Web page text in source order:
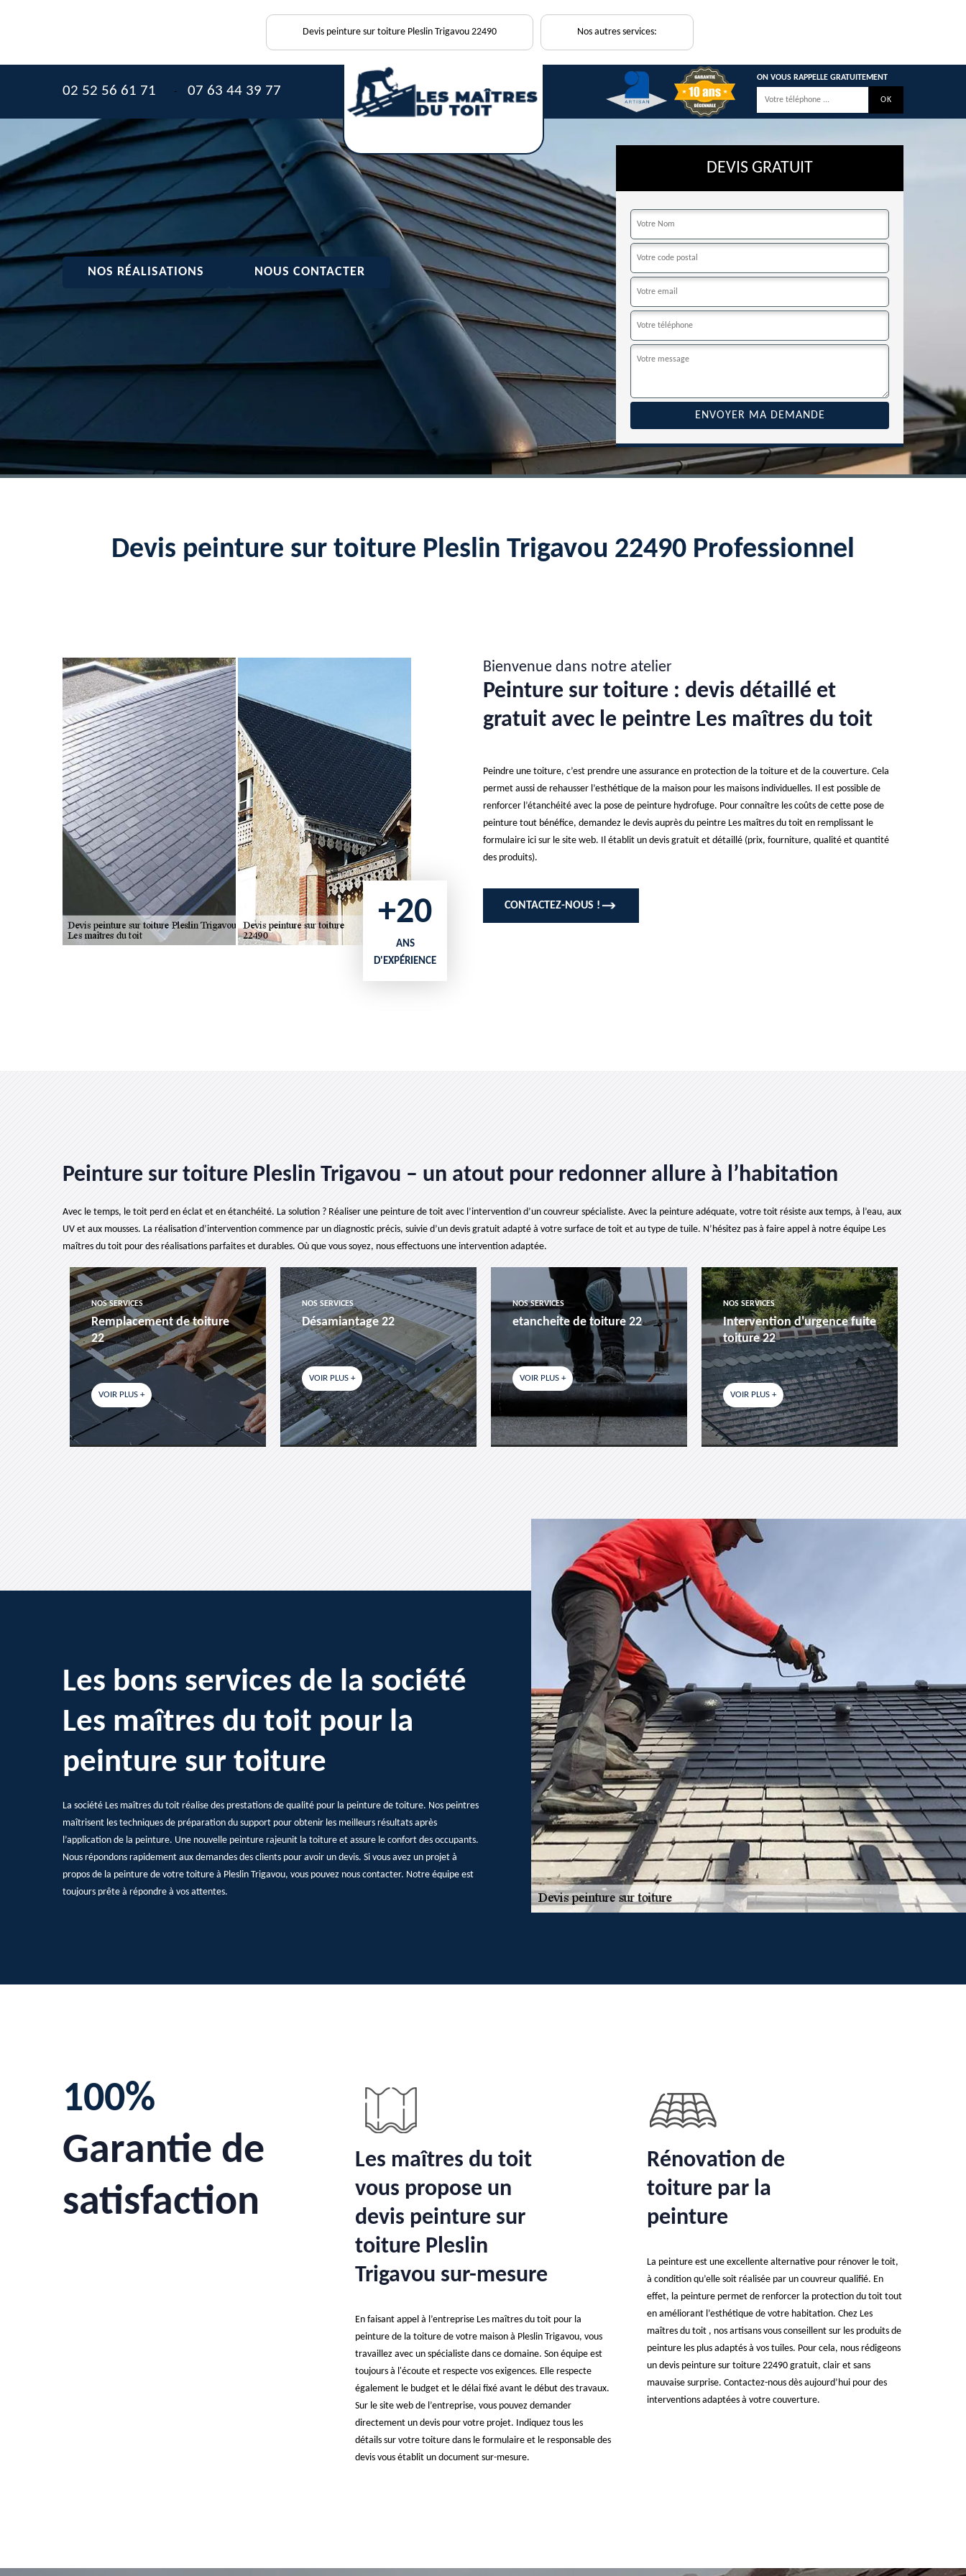
Devis peinture sur toiture Pleslin Trigavou 22490 Nos autres services:
02 52 56 61 71 - 07 63 44 39 77
ON VOUS RAPPELLE GRATUITEMENT
NOS RÉALISATIONS NOUS CONTACTER
DEVIS GRATUIT
Devis peinture sur toiture Pleslin Trigavou 22490 Professionnel
+20
ANS
D'EXPÉRIENCE
Bienvenue dans notre atelier
Peinture sur toiture : devis détaillé et
gratuit avec le peintre Les maîtres du toit
Peindre une toiture, c’est prendre une assurance en protection de la toiture et de la couverture. Cela
permet aussi de rehausser l’esthétique de la maison pour les maisons individuelles. Il est possible de
renforcer l’étanchéité avec la pose de peinture hydrofuge. Pour connaître les coûts de cette pose de
peinture tout bénéfice, demandez le devis auprès du peintre Les maîtres du toit en remplissant le
formulaire ici sur le site web. Il établit un devis gratuit et détaillé (prix, fourniture, qualité et quantité
des produits).
CONTACTEZ-NOUS !
Peinture sur toiture Pleslin Trigavou – un atout pour redonner allure à l’habitation
Avec le temps, le toit perd en éclat et en étanchéité. La solution ? Réaliser une peinture de toit avec l’intervention d’un couvreur spécialiste. Avec la peinture adéquate, votre toit résiste aux temps, à l’eau, aux
UV et aux mousses. La réalisation d’intervention commence par un diagnostic précis, suivie d’un devis gratuit adapté à votre surface de toit et au type de tuile. N’hésitez pas à faire appel à notre équipe Les
maîtres du toit pour des réalisations parfaites et durables. Où que vous soyez, nous effectuons une intervention adaptée.
NOS SERVICES
Remplacement de toiture
22
VOIR PLUS +
NOS SERVICES
Désamiantage 22
VOIR PLUS +
NOS SERVICES
etancheite de toiture 22
VOIR PLUS +
NOS SERVICES
Intervention d'urgence fuite
toiture 22
VOIR PLUS +
Les bons services de la société
Les maîtres du toit pour la
peinture sur toiture
La société Les maîtres du toit réalise des prestations de qualité pour la peinture de toiture. Nos peintres
maîtrisent les techniques de préparation du support pour obtenir les meilleurs résultats après
l’application de la peinture. Une nouvelle peinture rajeunit la toiture et assure le confort des occupants.
Nous répondons rapidement aux demandes des clients pour avoir un devis. Si vous avez un projet à
propos de la peinture de votre toiture à Pleslin Trigavou, vous pouvez nous contacter. Notre équipe est
toujours prête à répondre à vos attentes.
100%
Garantie de
satisfaction
Les maîtres du toit
vous propose un
devis peinture sur
toiture Pleslin
Trigavou sur-mesure
En faisant appel à l’entreprise Les maîtres du toit pour la
peinture de la toiture de votre maison à Pleslin Trigavou, vous
travaillez avec un spécialiste dans ce domaine. Son équipe est
toujours à l'écoute et respecte vos exigences. Elle respecte
également le budget et le délai fixé avant le début des travaux.
Sur le site web de l’entreprise, vous pouvez demander
directement un devis pour votre projet. Indiquez tous les
détails sur votre toiture dans le formulaire et le responsable des
devis vous établit un document sur-mesure.
Rénovation de
toiture par la
peinture
La peinture est une excellente alternative pour rénover le toit,
à condition qu’elle soit réalisée par un couvreur qualifié. En
effet, la peinture permet de renforcer la protection du toit tout
en améliorant l’esthétique de votre habitation. Chez Les
maîtres du toit , nos artisans vous conseillent sur les produits de
peinture les plus adaptés à vos tuiles. Pour cela, nous rédigeons
un devis peinture sur toiture 22490 gratuit, clair et sans
mauvaise surprise. Contactez-nous dès aujourd’hui pour des
interventions adaptées à votre couverture.